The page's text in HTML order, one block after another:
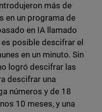
más de
en un programa de
en IA llamado
posible descifrar el
en un minuto. Sin
logró descifrar las
descifrar una
números y de 18
10 meses, y una